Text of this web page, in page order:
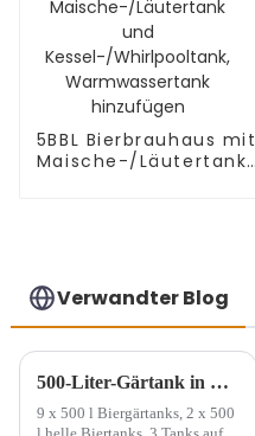
5BBL Bierbrauhaus mit
Maische-/Läutertank
Verwandter Blog
500-Liter-Gärtank in Großbritannien
9 x 500 l Biergärtanks, 2 x 500